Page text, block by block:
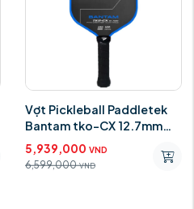
Vợt Pickleball Paddletek
Bantam tko-CX 12.7mm
Ocean Blue
5,939,000 VND
6,599,000 VND